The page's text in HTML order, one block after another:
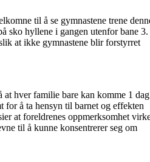
til å se gymnastene trene
sko hyllene i gangen utenfor bane 3.
at ikke gymnastene blir forstyrret
hver familie bare kan komme 1 dag
for å ta hensyn til barnet og effekten
at foreldrenes oppmerksomhet
til å kunne konsentrerer seg om